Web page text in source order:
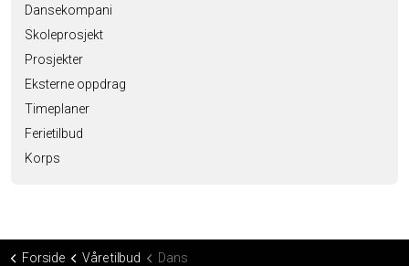
Dansekompani
Skoleprosjekt
Prosjekter
Eksterne oppdrag
Timeplaner
Ferietilbud
Korps
Forside Våre tilbud Dans